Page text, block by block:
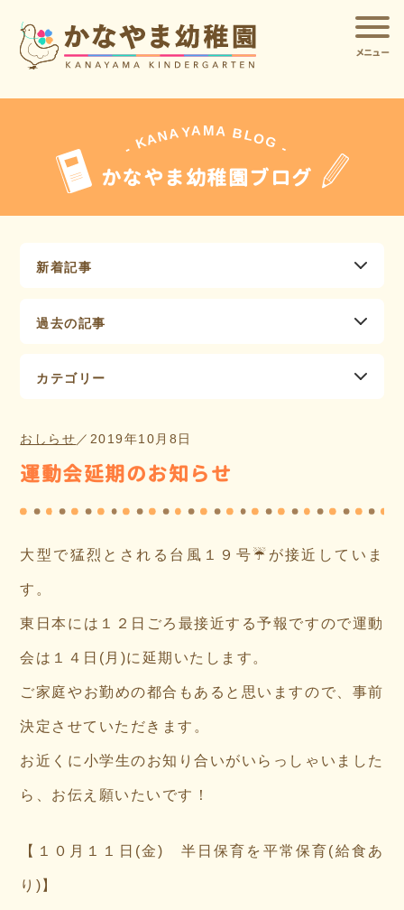
メニュー
- KANAYA MA BLOG -
かなやま幼稚園ブログ
新着記事
過去の記事
カテゴリー
おしらせ ／ 2019年10月8日
運動会延期のお知らせ
大型で猛烈とされる台風１９号☔が接近していま
す。
東日本には１２日ごろ最接近する予報ですので運動
会は１４日(月)に延期いたします。
ご家庭やお勤めの都合もあると思いますので、事前
決定させていただきます。
お近くに小学生のお知り合いがいらっしゃいました
ら、お伝え願いたいです！
【１０月１１日(金) 半日保育を平常保育(給食あ
り)】